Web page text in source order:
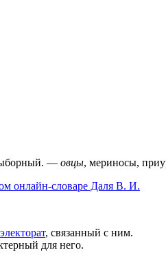
— овцы, мериносы,
онлайн-словаре Даля В. И.
электорат, связанный с ним.
для него.